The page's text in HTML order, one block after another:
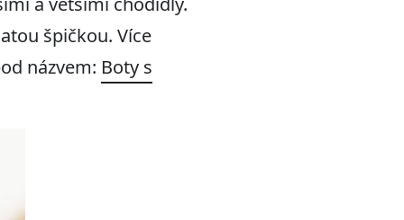
špičkou. Více
názvem: Boty s